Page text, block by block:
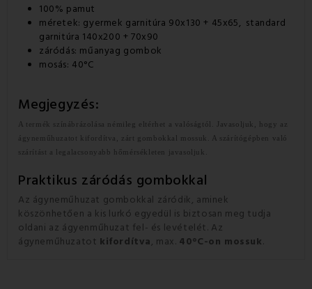
100% pamut
méretek: gyermek garnitúra 90x130 + 45x65, standard
garnitúra 140x200 + 70x90
záródás: műanyag gombok
mosás: 40°C
Megjegyzés:
A termék színábrázolása némileg eltérhet a valóságtól. Javasoljuk, hogy az
ágyneműhuzatot kifordítva, zárt gombokkal mossuk. A szárítógépben való
szárítást a legalacsonyabb hőmérsékleten javasoljuk.
Praktikus záródás gombokkal
Az ágyneműhuzat gombokkal záródik, aminek
köszönhetően a kis lurkó egyedül is biztosan meg tudja
oldani az ágyenműhuzat fel- és levételét. Az
ágyneműhuzatot kifordítva, max. 40°C-on mossuk.